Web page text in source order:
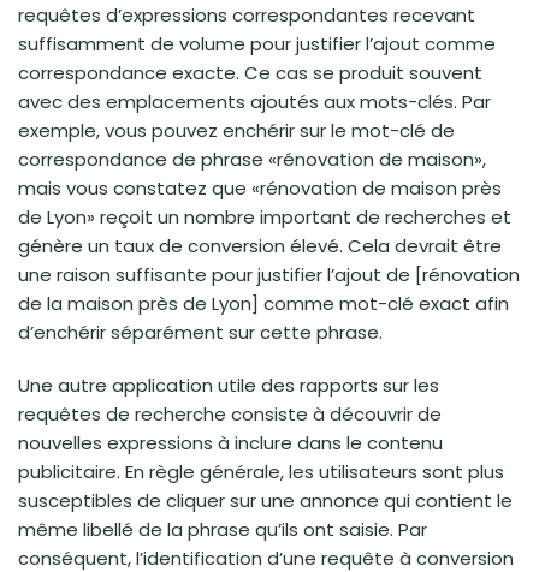
requêtes d’expressions correspondantes recevant
suffisamment de volume pour justifier l’ajout comme
correspondance exacte. Ce cas se produit souvent
avec des emplacements ajoutés aux mots-clés. Par
exemple, vous pouvez enchérir sur le mot-clé de
correspondance de phrase «rénovation de maison»,
mais vous constatez que «rénovation de maison près
de Lyon» reçoit un nombre important de recherches et
génère un taux de conversion élevé. Cela devrait être
une raison suffisante pour justifier l’ajout de [rénovation
de la maison près de Lyon] comme mot-clé exact afin
d’enchérir séparément sur cette phrase.
Une autre application utile des rapports sur les
requêtes de recherche consiste à découvrir de
nouvelles expressions à inclure dans le contenu
publicitaire. En règle générale, les utilisateurs sont plus
susceptibles de cliquer sur une annonce qui contient le
même libellé de la phrase qu’ils ont saisie. Par
conséquent, l’identification d’une requête à conversion